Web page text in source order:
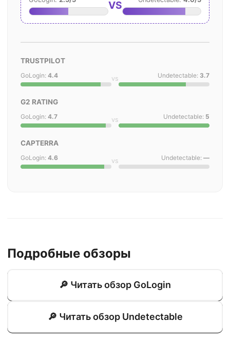
VS
TRUSTPILOT
GoLogin: 4.4 vs Undetectable: 3.7
G2 RATING
GoLogin: 4.7 vs Undetectable: 5
CAPTERRA
GoLogin: 4.6 vs Undetectable: —
Подробные обзоры
🔎 Читать обзор GoLogin
🔎 Читать обзор Undetectable